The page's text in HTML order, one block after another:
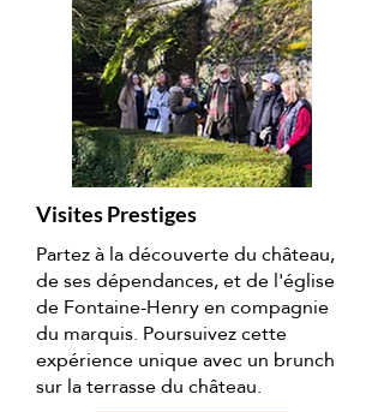
Visites Prestiges
Partez à la découverte du château,
de ses dépendances, et de l'église
de Fontaine-Henry en compagnie
du marquis. Poursuivez cette
expérience unique avec un brunch
sur la terrasse du château.